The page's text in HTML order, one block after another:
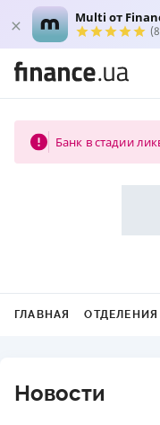
Multi от
Банк в стадии
ГЛАВНАЯ ОТДЕЛЕНИЯ
Новости